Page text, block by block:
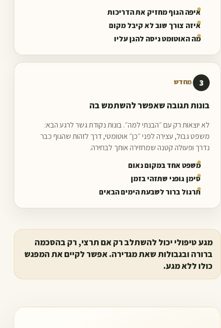
איפה הגוף מחזיק את הדריכות
איזה צורך שוב לא קיבל מקום
מה האוטומט ניסה להגן עליו
3
רישום מחדש
בונות תגובה שאפשר להשתמש בה
לא יוצאות רק עם ״הבנתי למה״. בונות נקודת גשר לרגע הבא:
משפט גבול, עצירה לפני ״כן״ אוטומטי, דרך לזהות שהגוף כבר
נדרך ופעולה קטנה שמחזירה אותך לבחירה.
משפט אחד במקום נאום
סימן גופני שתזהי בזמן
תרגול ברור לשבעת הימים הבאים
מגע טיפולי יכול להשתלב רק אם תרצי, רק בהסכמה
ברורה ובגבולות שאת מגדירה. אפשר לקיים את המפגש
כולו ללא מגע.